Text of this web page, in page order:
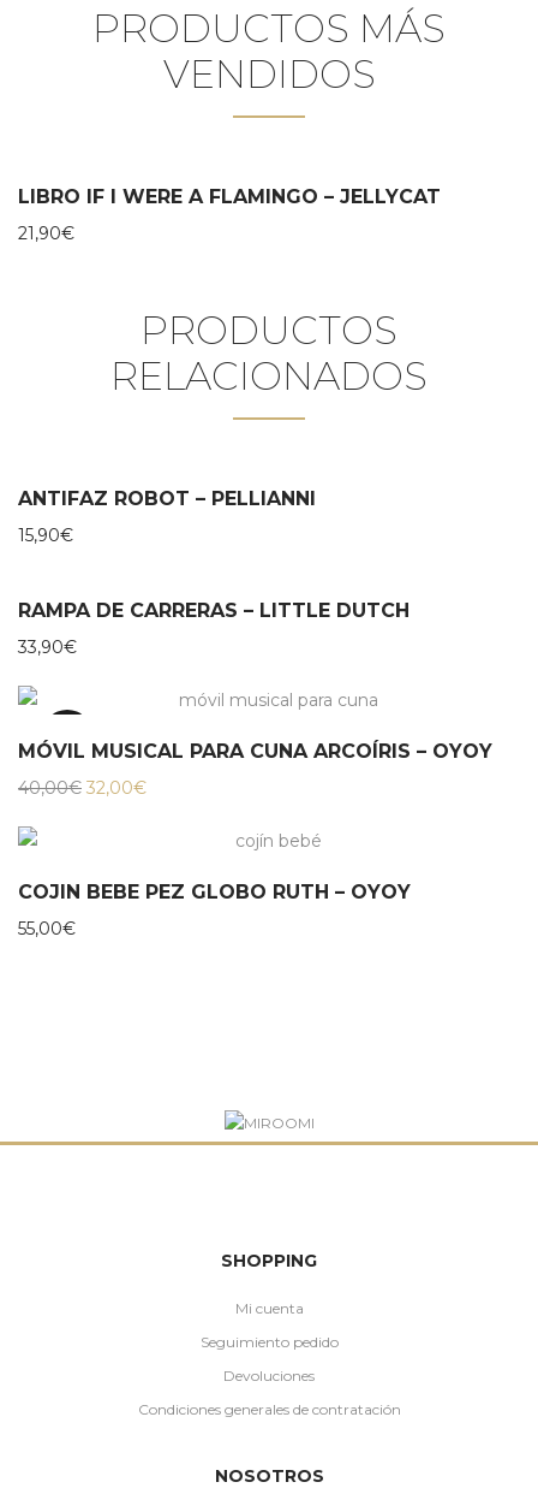
PRODUCTOS MÁS
VENDIDOS
LIBRO IF I WERE A FLAMINGO – JELLYCAT
21,90€
PRODUCTOS
RELACIONADOS
ANTIFAZ ROBOT – PELLIANNI
15,90€
RAMPA DE CARRERAS – LITTLE DUTCH
33,90€
MÓVIL MUSICAL PARA CUNA ARCOÍRIS – OYOY
40,00€ El
40,00€.
32,00€El
32,00€.
COJIN BEBE PEZ GLOBO RUTH – OYOY
55,00€
SHOPPING
Mi cuenta
Seguimiento pedido
Devoluciones
Condiciones generales de contratación
NOSOTROS